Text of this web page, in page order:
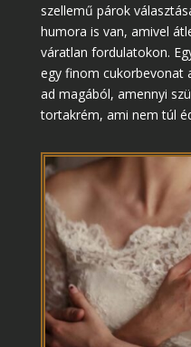
szellemű párok
humora is van, amivel
váratlan fordulatokon.
egy finom cukorbevonat
ad magából, amennyi
tortakrém, ami nem túl